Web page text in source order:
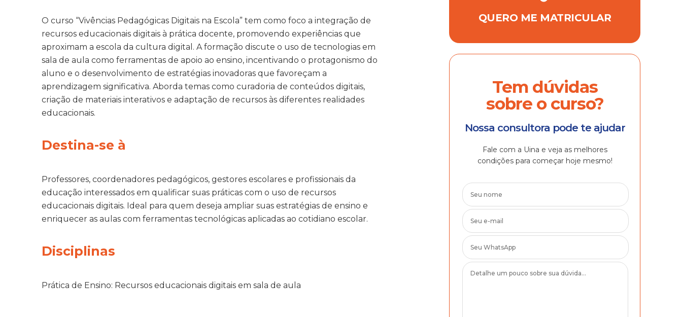
O curso “Vivências Pedagógicas Digitais na Escola” tem como foco a integração de
recursos educacionais digitais à prática docente, promovendo experiências que
aproximam a escola da cultura digital. A formação discute o uso de tecnologias em
sala de aula como ferramentas de apoio ao ensino, incentivando o protagonismo do
aluno e o desenvolvimento de estratégias inovadoras que favoreçam a
aprendizagem significativa. Aborda temas como curadoria de conteúdos digitais,
criação de materiais interativos e adaptação de recursos às diferentes realidades
educacionais.
Destina-se à
Professores, coordenadores pedagógicos, gestores escolares e profissionais da
educação interessados em qualificar suas práticas com o uso de recursos
educacionais digitais. Ideal para quem deseja ampliar suas estratégias de ensino e
enriquecer as aulas com ferramentas tecnológicas aplicadas ao cotidiano escolar.
Disciplinas
Prática de Ensino: Recursos educacionais digitais em sala de aula
QUERO ME MATRICULAR
Tem dúvidas
sobre o curso?
Nossa consultora pode te ajudar
Fale com a Uina e veja as melhores
condições para começar hoje mesmo!